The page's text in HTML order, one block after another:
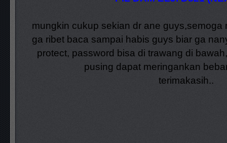
mungkin cukup sekian dr ane guys,semoga
ga ribet baca sampai habis guys biar ga
protect, password bisa di trawang di
pusing dapat meringankan
terimakasih..